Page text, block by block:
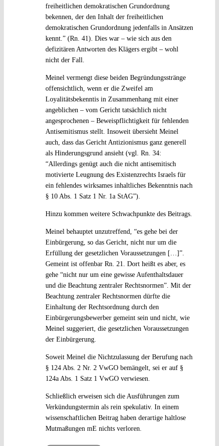
freiheitlichen demokratischen Grundordnung
bekennen, der den Inhalt der freiheitlichen
demokratischen Grundordnung jedenfalls in Ansätzen
kennt.” (Rn. 41). Dies war – wie sich aus den
defizitären Antworten des Klägers ergibt – wohl
nicht der Fall.
Meinel vermengt diese beiden Begründungsstränge
offensichtlich, wenn er die Zweifel am
Loyalitätsbekenntis in Zusammenhang mit einer
angeblichen – vom Gericht tatsächlich nicht
angesprochenen – Beweispflichtigkeit für fehlenden
Antisemitismus stellt. Insoweit übersieht Meinel
auch, dass das Gericht Antizionismus ganz generell
als Hinderungsgrund ansieht (vgl. Rn. 34:
“Allerdings genügt auch die nicht antisemitisch
motivierte Leugnung des Existenzrechts Israels für
ein fehlendes wirksames inhaltliches Bekenntnis nach
§ 10 Abs. 1 Satz 1 Nr. 1a StAG”).
Hinzu kommen weitere Schwachpunkte des Beitrags.
Meinel behauptet unzutreffend, “es gehe bei der
Einbürgerung, so das Gericht, nicht nur um die
Erfüllung der gesetzlichen Voraussetzungen […]”.
Gemeint ist offenbar Rn. 21. Dort heißt es aber, es
gehe “nicht nur um eine gewisse Aufenthaltsdauer
und die Beachtung zentraler Rechtsnormen”. Mit der
Beachtung zentraler Rechtsnormen dürfte die
Einhaltung der Rechtsordnung durch den
Einbürgerungsbewerber gemeint sein und nicht, wie
Meinel suggeriert, die gesetzlichen Voraussetzungen
der Einbürgerung.
Soweit Meinel die Nichtzulassung der Berufung nach
§ 124 Abs. 2 Nr. 2 VwGO bemängelt, sei er auf §
124a Abs. 1 Satz 1 VwGO verwiesen.
Schließlich erweisen sich die Ausführungen zum
Verkündungstermin als rein spekulativ. In einem
wissenschaftlichen Beitrag haben derartige haltlose
Mutmaßungen mE nichts verloren.